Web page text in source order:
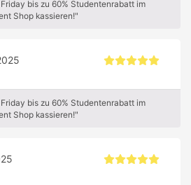
bis zu 60% Studentenrabatt im
Shop kassieren!"
bis zu 60% Studentenrabatt im
Shop kassieren!"